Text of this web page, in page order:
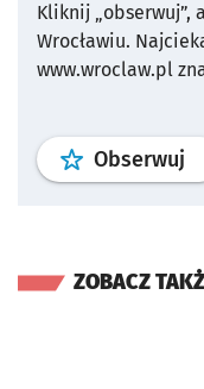
Kliknij „obserwuj”,
Wrocławiu.
www.wroclaw.pl
Obserwuj
ZOBACZ